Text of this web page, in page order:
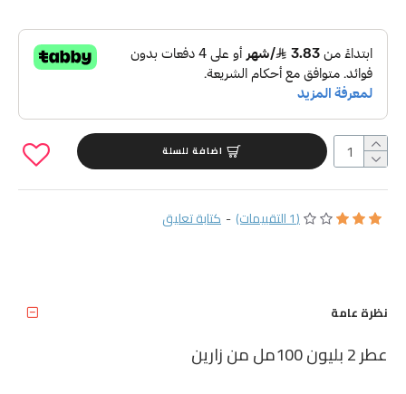
(1 التقييمات) - كتابة تعليق
اضافة للسلة
نظرة عامة
عطر 2 بليون 100مل من زارين